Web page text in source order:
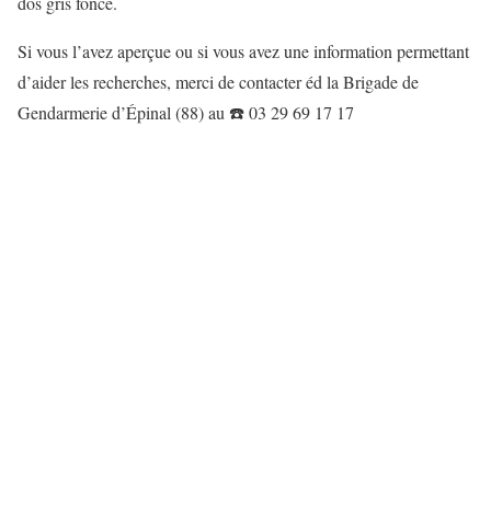
Si vous l’avez aperçue ou si vous avez une information permettant
d’aider les recherches, merci de contacter éd la Brigade de
Gendarmerie d’Épinal (88) au ☎️ 03 29 69 17 17